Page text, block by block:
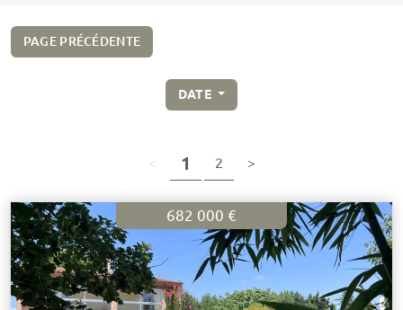
PAGE PRÉCÉDENTE
DATE
<page précédente
1 (page courante)
2(page courante)
>page suivante
682 000 €